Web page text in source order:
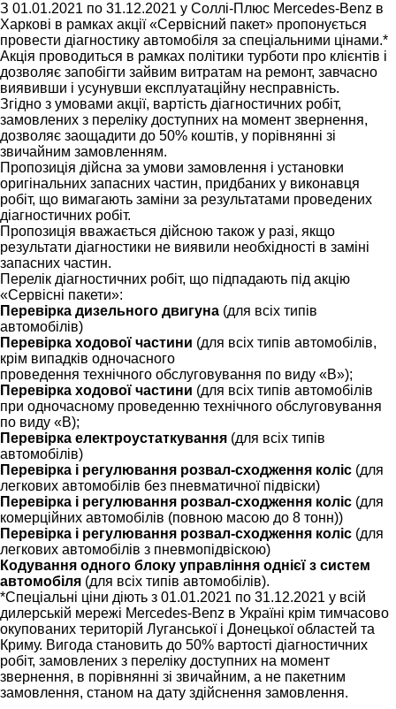
З 01.01.2021 по 31.12.2021 у Cоллi-Плюс Mercedes-Benz в
Харкові в рамках акції «Сервісний пакет» пропонується
провести діагностику автомобіля за спеціальними цінами.*
Акція проводиться в рамках політики турботи про клієнтів і
дозволяє запобігти зайвим витратам на ремонт, завчасно
виявивши і усунувши експлуатаційну несправність.
Згідно з умовами акції, вартість діагностичних робіт,
замовлених з переліку доступних на момент звернення,
дозволяє заощадити до 50% коштів, у порівнянні зі
звичайним замовленням.
Пропозиція дійсна за умови замовлення і установки
оригінальних запасних частин, придбаних у виконавця
робіт, що вимагають заміни за результатами проведених
діагностичних робіт.
Пропозиція вважається дійсною також у разі, якщо
результати діагностики не виявили необхідності в заміні
запасних частин.
Перелік діагностичних робіт, що підпадають під акцію
«Сервісні пакети»:
Перевірка дизельного двигуна (для всіх типів
автомобілів)
Перевірка ходової частини (для всіх типів автомобілів,
крім випадків одночасного
проведення технічного обслуговування по виду «В»);
Перевірка ходової частини (для всіх типів автомобілів
при одночасному проведенню технічного обслуговування
по виду «В);
Перевірка електроустаткування (для всіх типів
автомобілів)
Перевірка і регулювання розвал-сходження коліс (для
легкових автомобілів без пневматичної підвіски)
Перевірка і регулювання розвал-сходження коліс (для
комерційних автомобілів (повною масою до 8 тонн))
Перевірка і регулювання розвал-сходження коліс (для
легкових автомобілів з пневмопідвіскою)
Кодування одного блоку управління однієї з систем
автомобіля (для всіх типів автомобілів).
*Спеціальні ціни діють з 01.01.2021 по 31.12.2021 у всій
дилерській мережі Mercedes-Benz в Україні крім тимчасово
окупованих територій Луганської і Донецької областей та
Криму. Вигода становить до 50% вартості діагностичних
робіт, замовлених з переліку доступних на момент
звернення, в порівнянні зі звичайним, а не пакетним
замовлення, станом на дату здійснення замовлення.